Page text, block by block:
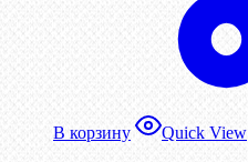
В корзину Quick View